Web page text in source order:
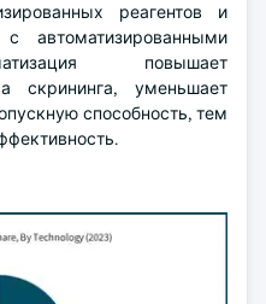
реагентов и
автоматизированными
повышает
скрининга, уменьшает
способность, тем